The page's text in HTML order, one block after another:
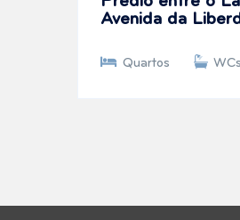
Avenida da
Quartos WCs